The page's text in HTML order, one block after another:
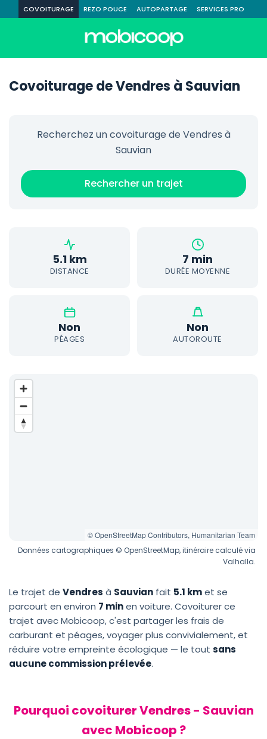
COVOITURAGE REZO POUCE AUTOPARTAGE SERVICES PRO
Covoiturage de Vendres à Sauvian
Recherchez un covoiturage de Vendres à
Sauvian
Rechercher un trajet
5.1 km
DISTANCE
7 min
DURÉE MOYENNE
Non
PÉAGES
Non
AUTOROUTE
© OpenStreetMap Contributors, Humanitarian Team
Données cartographiques © OpenStreetMap, itinéraire calculé via
Valhalla.
Le trajet de Vendres à Sauvian fait 5.1 kmet se
parcourt en environ 7 minen voiture. Covoiturer ce
trajet avec Mobicoop, c'est partager les frais de
carburant et péages, voyager plus convivialement, et
réduire votre empreinte écologique — le tout sans
aucune commission prélevée.
Pourquoi covoiturer Vendres - Sauvian
avec Mobicoop ?